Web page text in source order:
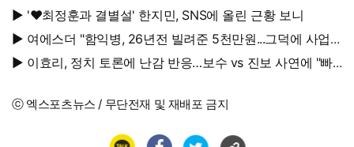
사도”▶ '♥최정훈과 결별설' 한지민, SNS에 올린 근황 보니
▶ 여에스더 "함익병, 26년전 빌려준 5천만원...그덕에 사업
시작"
▶ 이효리, 정치 토론에 난감 반응…보수 vs 진보 사연에 "빠
ⓒ 엑스포츠뉴스 / 무단전재 및 재배포 금지